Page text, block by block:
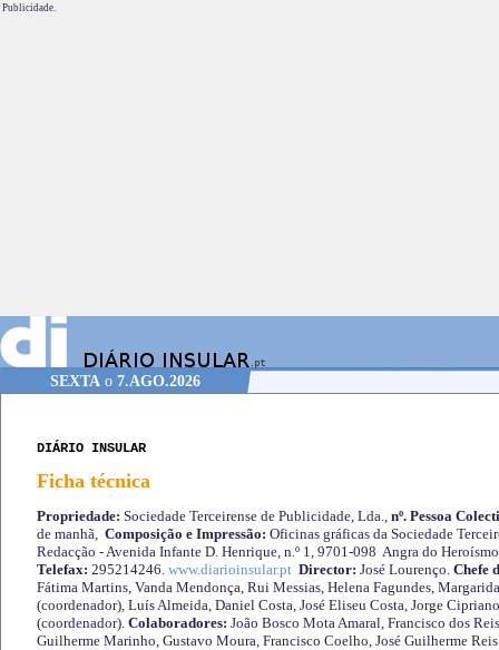
Publicidade.
SEXTA o 7.AGO.2026
DIÁRIO INSULAR
Ficha técnica
Propriedade: Sociedade Terceirense de Publicidade, Lda., nº. Pessoa
de manhã, Composição e Impressão: Oficinas gráficas da Sociedade
Redacção - Avenida Infante D. Henrique, n.º 1, 9701-098 Angra do
Telefax: 295214246. www.diarioinsular.pt Director: José Lourenço. Chefe
Fátima Martins, Vanda Mendonça, Rui Messias, Helena Fagundes,
(coordenador), Luís Almeida, Daniel Costa, José Eliseu Costa, Jorge
(coordenador). Colaboradores: João Bosco Mota Amaral, Francisco dos
Guilherme Marinho, Gustavo Moura, Francisco Coelho, José Guilherme